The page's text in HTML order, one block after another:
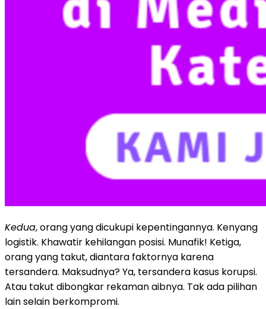
Kedua, orang yang dicukupi kepentingannya. Kenyang
logistik. Khawatir kehilangan posisi. Munafik! Ketiga,
orang yang takut, diantara faktornya karena
tersandera. Maksudnya? Ya, tersandera kasus korupsi.
Atau takut dibongkar rekaman aibnya. Tak ada pilihan
lain selain berkompromi.